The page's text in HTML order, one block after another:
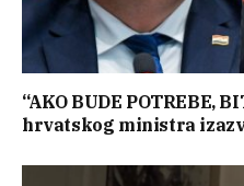
“AKO BUDE POTREBE,
hrvatskog ministra